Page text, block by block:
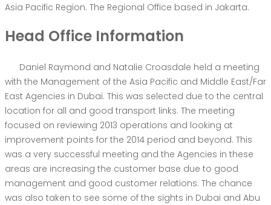
Asia Pacific Region. The Regional Office based in Jakarta.
Head Office Information
Daniel Raymond and Natalie Croasdale held a meeting
with the Management of the Asia Pacific and Middle East/Far
East Agencies in Dubai. This was selected due to the central
location for all and good transport links. The meeting
focused on reviewing 2013 operations and looking at
improvement points for the 2014 period and beyond. This
was a very successful meeting and the Agencies in these
areas are increasing the customer base due to good
management and good customer relations. The chance
was also taken to see some of the sights in Dubai and Abu